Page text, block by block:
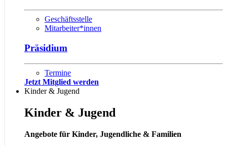
Geschäftsstelle
Mitarbeiter*innen
Präsidium
Termine
Jetzt Mitglied werden
Kinder & Jugend
Kinder & Jugend
Angebote für Kinder, Jugendliche & Familien